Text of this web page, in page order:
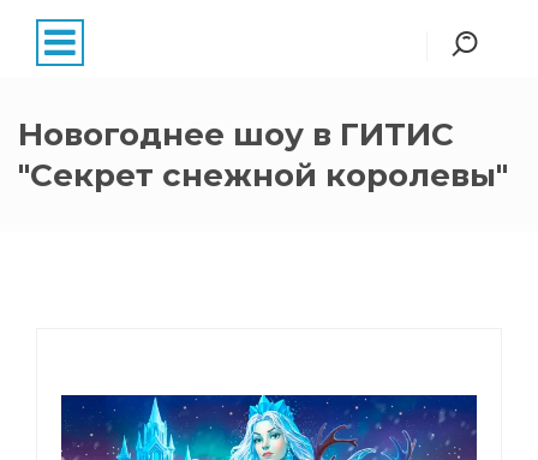
Новогоднее шоу в ГИТИС
"Секрет снежной королевы"